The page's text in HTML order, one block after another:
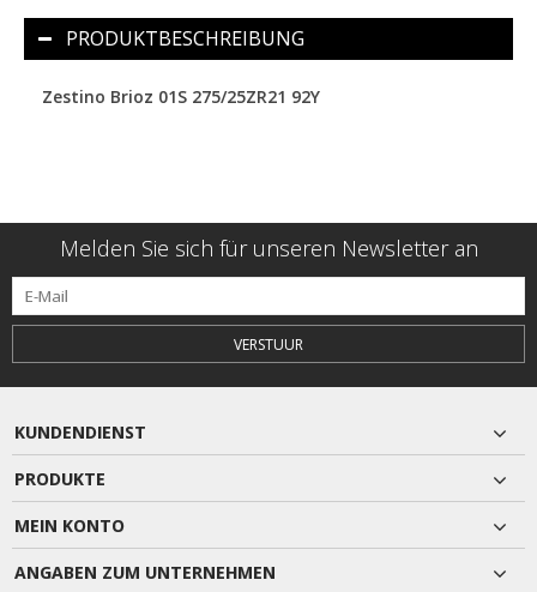
PRODUKTBESCHREIBUNG
Zestino Brioz 01S 275/25ZR21 92Y
Melden Sie sich für unseren Newsletter an
VERSTUUR
KUNDENDIENST
PRODUKTE
MEIN KONTO
ANGABEN ZUM UNTERNEHMEN